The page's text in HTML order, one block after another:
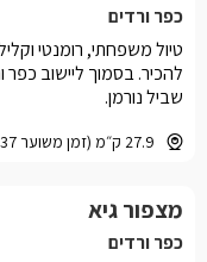
כפר ורדים
27.9 ק״מ (זמן משוער 37 דקות)
טיול משפחתי, רומנטי
להכיר. בסמוך ליישוב כפר
שביל נורמן.
מצפור גיא
כפר ורדים